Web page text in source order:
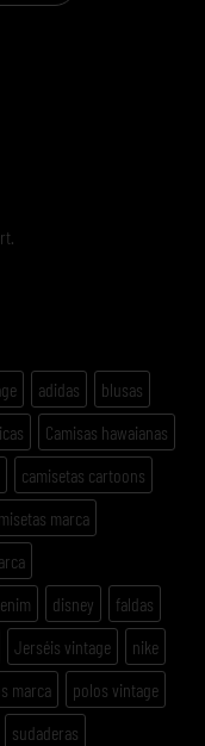
adidas
blusas
Camisas hawaianas
camisetas cartoons
marca
disney
faldas
Jerséis vintage
nike
marca
polos vintage
sudaderas